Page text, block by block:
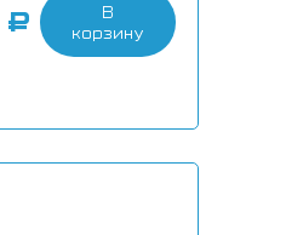
₽
В
корзину